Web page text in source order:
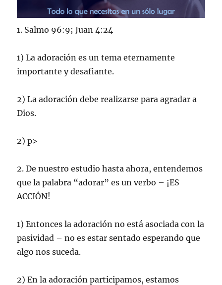
1. Salmo 96:9; Juan 4:24
1) La adoración es un tema eternamente
importante y desafiante.
2) La adoración debe realizarse para agradar a
Dios.
2) p>
2. De nuestro estudio hasta ahora, entendemos
que la palabra “adorar” es un verbo – ¡ES
ACCIÓN!
1) Entonces la adoración no está asociada con la
pasividad – no es estar sentado esperando que
algo nos suceda.
2) En la adoración participamos, estamos